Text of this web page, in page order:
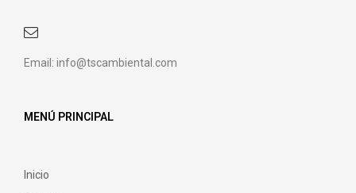
Email: info@tscambiental.com
MENÚ PRINCIPAL
Inicio